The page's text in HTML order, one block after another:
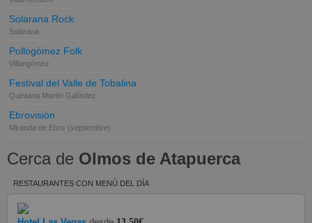
Solarana Rock
Solarana
Pollogómez Folk
Villangómez
Festival del Valle de Tobalina
Quintana Martín Galíndez
Ebrovisión
Miranda de Ebro (septiembre)
Cerca de Olmos de Atapuerca
RESTAURANTES CON MENÚ DEL DÍA